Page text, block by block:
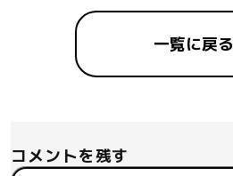
一覧に戻る
コメントを残す